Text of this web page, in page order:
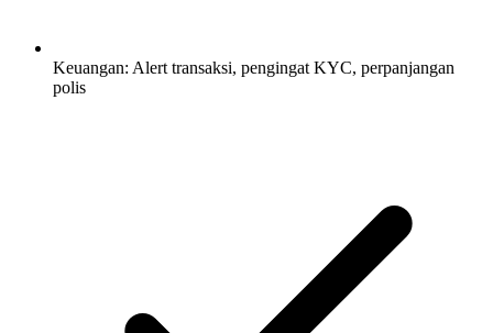
Keuangan: Alert transaksi, pengingat KYC, perpanjangan
polis